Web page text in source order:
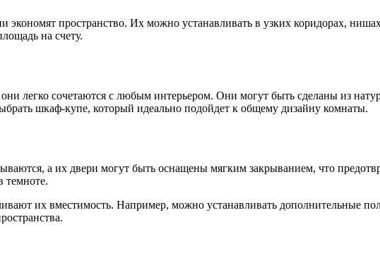
пространство. Их можно устанавливать в узких коридорах,
на счету.
легко сочетаются с любым интерьером. Они могут быть сделаны из
шкаф-купе, который идеально подойдет к общему дизайну комнаты.
а их двери могут быть оснащены мягким закрыванием, что
темноте.
их вместимость. Например, можно устанавливать дополнительные